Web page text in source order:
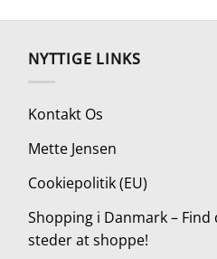
NYTTIGE LINKS
Kontakt Os
Mette Jensen
Cookiepolitik (EU)
Shopping i Danmark – Find
steder at shoppe!